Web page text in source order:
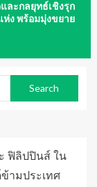
ละกลยุทธ์เชิงรุก
ห่ง พร้อมมุ่งขยาย
ฟิลิปปินส์ ใน
ข้ามประเทศ